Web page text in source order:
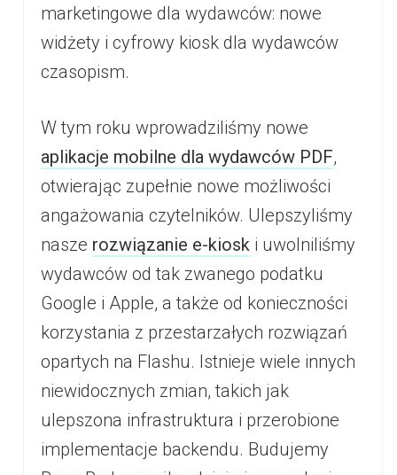
marketingowe dla wydawców: nowe
widżety i cyfrowy kiosk dla wydawców
czasopism.
W tym roku wprowadziliśmy nowe
aplikacje mobilne dla wydawców PDF,
otwierając zupełnie nowe możliwości
angażowania czytelników. Ulepszyliśmy
nasze rozwiązanie e-kiosk i uwolniliśmy
wydawców od tak zwanego podatku
Google i Apple, a także od konieczności
korzystania z przestarzałych rozwiązań
opartych na Flashu. Istnieje wiele innych
niewidocznych zmian, takich jak
ulepszona infrastruktura i przerobione
implementacje backendu. Budujemy